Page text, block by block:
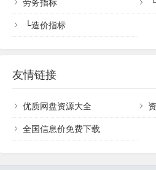
劳务指标 └
└造价指标
友情链接
优质网盘资源大全
全国信息价免费下载